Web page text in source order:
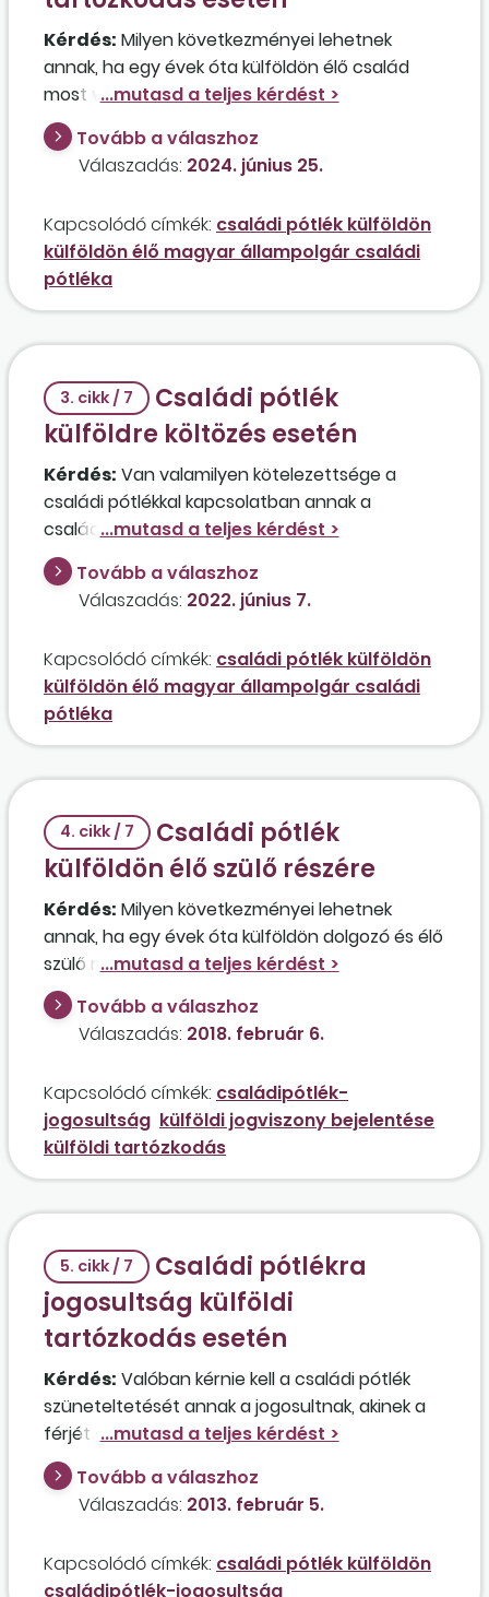
Kérdés: Milyen következményei lehetnek
annak, ha egy évek óta külföldön élő család
most vette észre, hogy a gyermekük után
folyamatosan kapják Magyarországról a családi
pótlékot?
Tovább a válaszhoz
Válaszadás: 2024. június 25.
Kapcsolódó címkék: családi pótlék külföldön
külföldön élő magyar állampolgár családi
pótléka
3. cikk / 7
Családi pótlék
külföldre költözés esetén
Kérdés: Van valamilyen kötelezettsége a
családi pótlékkal kapcsolatban annak a
családnak, akik előreláthatóan huzamosabb
időre külföldre költöznek, vagy magyar
állampolgárként továbbra is jogosultak lesznek
az ellátásra?
Tovább a válaszhoz
Válaszadás: 2022. június 7.
Kapcsolódó címkék: családi pótlék külföldön
külföldön élő magyar állampolgár családi
pótléka
4. cikk / 7
Családi pótlék
külföldön élő szülő részére
Kérdés: Milyen következményei lehetnek
annak, ha egy évek óta külföldön dolgozó és élő
szülő most vette észre, hogy a gyermeke után
folyamatosan kapja a családi pótlékot a
folyószámlájára? Az elmúlt időszakban sem
iskolalátogatási, sem egyéb igazolást nem
hibáért, vagy nem is történt hiba?
Tovább a válaszhoz
Válaszadás: 2018. február 6.
Kapcsolódó címkék: családipótlék-
jogosultság külföldi jogviszony bejelentése
külföldi tartózkodás
5. cikk / 7
Családi pótlékra
jogosultság külföldi
tartózkodás esetén
Kérdés: Valóban kérnie kell a családi pótlék
szüneteltetését annak a jogosultnak, akinek a
férjét az Egyesült Arab Emirátusokba helyezték
dolgozni, ahová 2013 januárjában ő is követi
gyermekeivel, akik közül az egyik iskolás-, a
másik pedig óvodáskorú? A szüneteltetés
a családi adókedvezményre való jogosultság?
Tovább a válaszhoz
Válaszadás: 2013. február 5.
Kapcsolódó címkék: családi pótlék külföldön
családipótlék-jogosultság